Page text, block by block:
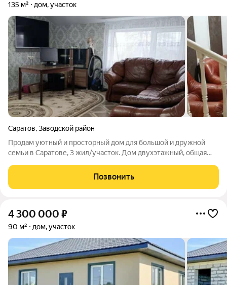
135 м² дом, участок
Саратов,Заводской район
Продам уютный и просторный дом для большой и дружной
семьи в Саратове, 3 жил/участок. Дом двухэтажный, общая
выхода. Все комнаты правильной формы, светлые и
просторные. На каждом этаже
Позвонить
4 300 000 ₽
90 м² дом, участок